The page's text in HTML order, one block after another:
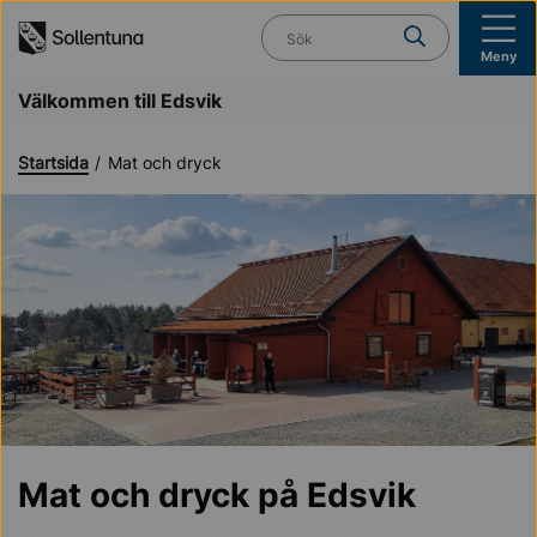
Vad söker du?
Meny
Välkommen till Edsvik
Startsida Mat och dryck
Mat och dryck på Edsvik